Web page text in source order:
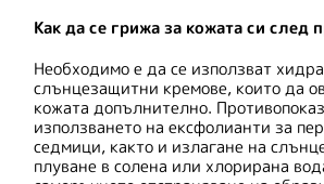
Как да се грижа за кожата си след
Необходимо е да се използват
слънцезащитни кремове, които да
кожата допълнително.
използването на ексфолианти за
седмици, както и излагане на
плуване в солена или хлорирана